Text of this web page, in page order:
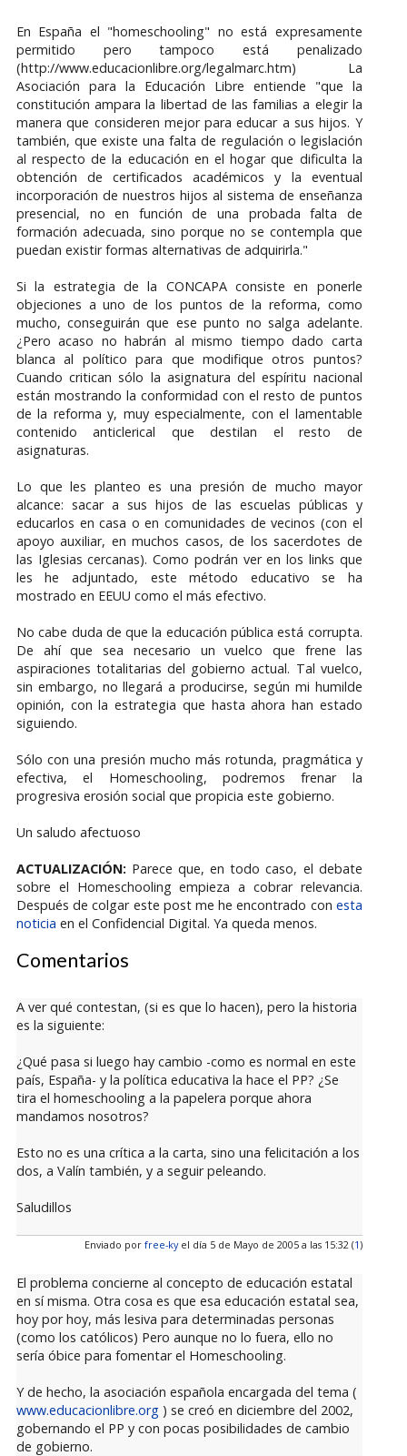
En España el "homeschooling" no está expresamente
permitido pero tampoco está penalizado
(http://www.educacionlibre.org/legalmarc.htm) La
Asociación para la Educación Libre entiende "que la
constitución ampara la libertad de las familias a elegir la
manera que consideren mejor para educar a sus hijos. Y
también, que existe una falta de regulación o legislación
al respecto de la educación en el hogar que dificulta la
obtención de certificados académicos y la eventual
incorporación de nuestros hijos al sistema de enseñanza
presencial, no en función de una probada falta de
formación adecuada, sino porque no se contempla que
puedan existir formas alternativas de adquirirla."
Si la estrategia de la CONCAPA consiste en ponerle
objeciones a uno de los puntos de la reforma, como
mucho, conseguirán que ese punto no salga adelante.
¿Pero acaso no habrán al mismo tiempo dado carta
blanca al político para que modifique otros puntos?
Cuando critican sólo la asignatura del espíritu nacional
están mostrando la conformidad con el resto de puntos
de la reforma y, muy especialmente, con el lamentable
contenido anticlerical que destilan el resto de
asignaturas.
Lo que les planteo es una presión de mucho mayor
alcance: sacar a sus hijos de las escuelas públicas y
educarlos en casa o en comunidades de vecinos (con el
apoyo auxiliar, en muchos casos, de los sacerdotes de
las Iglesias cercanas). Como podrán ver en los links que
les he adjuntado, este método educativo se ha
mostrado en EEUU como el más efectivo.
No cabe duda de que la educación pública está corrupta.
De ahí que sea necesario un vuelco que frene las
aspiraciones totalitarias del gobierno actual. Tal vuelco,
sin embargo, no llegará a producirse, según mi humilde
opinión, con la estrategia que hasta ahora han estado
siguiendo.
Sólo con una presión mucho más rotunda, pragmática y
efectiva, el Homeschooling, podremos frenar la
progresiva erosión social que propicia este gobierno.
Un saludo afectuoso
ACTUALIZACIÓN: Parece que, en todo caso, el debate
sobre el Homeschooling empieza a cobrar relevancia.
Después de colgar este post me he encontrado con esta
noticia en el Confidencial Digital. Ya queda menos.
Comentarios
A ver qué contestan, (si es que lo hacen), pero la historia
es la siguiente:
¿Qué pasa si luego hay cambio -como es normal en este
país, España- y la política educativa la hace el PP? ¿Se
tira el homeschooling a la papelera porque ahora
mandamos nosotros?
Esto no es una crítica a la carta, sino una felicitación a los
dos, a Valín también, y a seguir peleando.
Saludillos
Enviado por free-kyel día 5 de Mayo de 2005 a las 15:32 (1)
El problema concierne al concepto de educación estatal
en sí misma. Otra cosa es que esa educación estatal sea,
hoy por hoy, más lesiva para determinadas personas
(como los católicos) Pero aunque no lo fuera, ello no
sería óbice para fomentar el Homeschooling.
Y de hecho, la asociación española encargada del tema (
www.educacionlibre.org) se creó en diciembre del 2002,
gobernando el PP y con pocas posibilidades de cambio
de gobierno.